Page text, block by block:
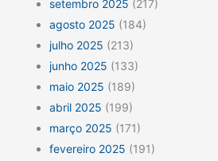
setembro 2025 (217)
agosto 2025 (184)
julho 2025 (213)
junho 2025 (133)
maio 2025 (189)
abril 2025 (199)
março 2025 (171)
fevereiro 2025 (191)